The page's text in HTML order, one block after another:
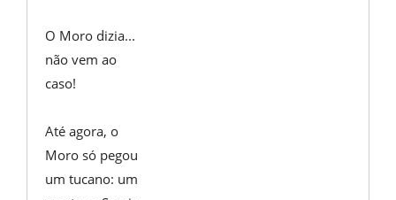
O Moro dizia...
não vem ao
caso!
Até agora, o
Moro só pegou
um tucano: um